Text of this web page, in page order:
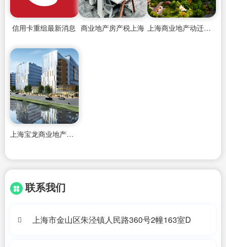
信用卡重组最新消息 商业地产房产税上海 上海商业地产动迁补偿
上海宝龙商业地产管理招聘
联系我们
上海市金山区朱泾镇人民路360号2幢163室D